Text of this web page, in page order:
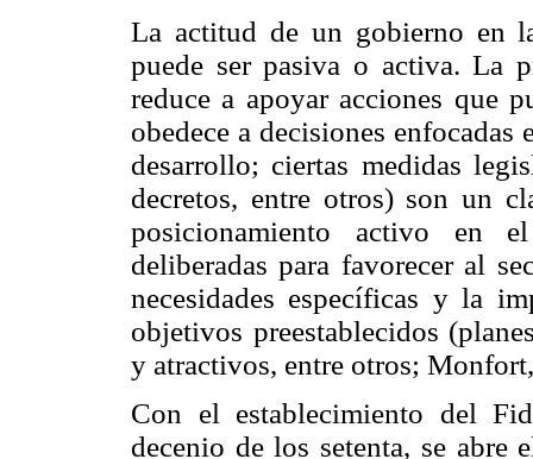
La actitud de un gobierno en
puede ser pasiva o activa. La
reduce a apoyar acciones que
obedece a decisiones
desarrollo; ciertas medidas
decretos, entre otros) son un
posicionamiento activo en
deliberadas para favorecer al
necesidades específicas y la
objetivos preestablecidos
y atractivos, entre otros;
Con el establecimiento del
decenio de los setenta, se abre